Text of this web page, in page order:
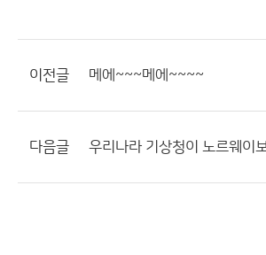
이전글 메에~~~메에~~~~
다음글 우리나라 기상청이 노르웨이